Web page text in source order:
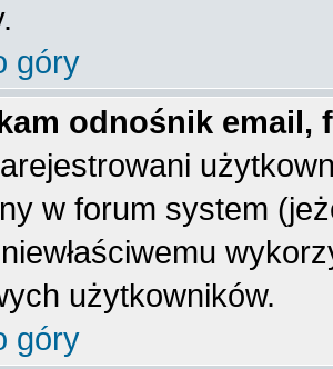
góry
odnośnik email,
w forum system
użytkowników.
góry